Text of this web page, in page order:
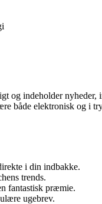
og indeholder
både elektronisk og i
i din indbakke.
trends.
fantastisk præmie.
ugebrev.